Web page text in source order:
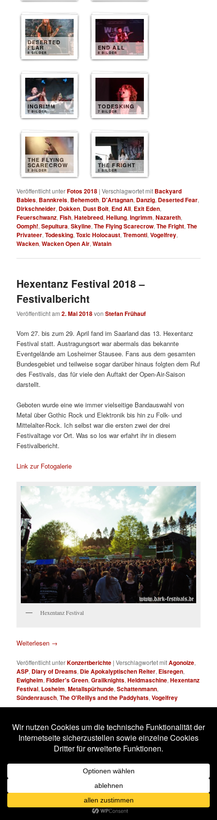
DESERTED
FEAR
8 BILDER
END ALL
8 BILDER
INGRIMM
7 BILDER
TODESKING
7 BILDER
THE FLYING
SCARECROW
5 BILDER
THE FRIGHT
5 BILDER
Veröffentlicht unterFotos 2018 |Verschlagwortet mit Backyard
Babies, Bannkreis, Behemoth, D'Artagnan, Danzig, Deserted Fear,
Dirkschneider, Dokken, Dust Bolt, End All, Exit Eden,
Feuerschwanz,Fish,Hatebreed,Heilung,Ingrimm,Nazareth,
Oomph!,Sepultura,Skyline,The Flying Scarecrow,The Fright,The
Privateer,Todesking,Toxic Holocaust,Tremonti,Vogelfrey,
Wacken,Wacken Open Air,Watain
Hexentanz Festival 2018 –
Festivalbericht
Veröffentlicht am2. Mai 2018vonStefan Frühauf
Vom 27. bis zum 29. April fand im Saarland das 13. Hexentanz
Festival statt. Austragungsort war abermals das bekannte
Eventgelände am Losheimer Stausee. Fans aus dem gesamten
Bundesgebiet und teilweise sogar darüber hinaus folgten dem Ruf
des Festivals, das für viele den Auftakt der Open-Air-Saison
darstellt.
Geboten wurde eine wie immer vielseitige Bandauswahl von
Metal über Gothic Rock und Elektronik bis hin zu Folk- und
Mittelalter-Rock. Ich selbst war die ersten zwei der drei
Festivaltage vor Ort. Was so los war erfahrt ihr in diesem
Festivalbericht.
Link zur Fotogalerie
Hexentanz Festival
Weiterlesen →
Veröffentlicht unterKonzertberichte |Verschlagwortet mitAgonoize,
ASP, Diary of Dreams, Die Apokalyptischen Reiter, Eisregen,
Ewigheim,Fiddler's Green,Grailknights,Heldmaschine,Hexentanz
Festival, Losheim,Metallspürhunde,Schattenmann,
Sündenrausch,The O'Reillys and the Paddyhats,Vogelfrey
Hexentanz Festival 2018
Veröffentlicht am30. April 2018 vonStefan Frühauf
Losheim (Eventgelände), 27. und 28.04.2018
mit Die Apokalyptischen Reiter, ASP, Fiddler’s Green, Diary of
Dreams, Eisregen, Agonoize, Grailknights, Heldmaschine,
Ewigheim, Vogelfrey, The O’Reillys and the Paddyhats,
Metallspürhunde, Schattenmann, Sündenrausch